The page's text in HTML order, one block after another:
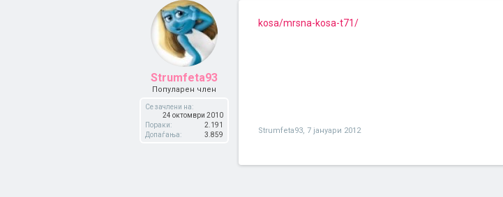
Strumfeta93
Популарен член
Се зачлени на:
24 октомври 2010
Пораки:
2.191
Допаѓања:
3.859
kosa/mrsna-kosa-t71/
Strumfeta93, 7 јануари 2012